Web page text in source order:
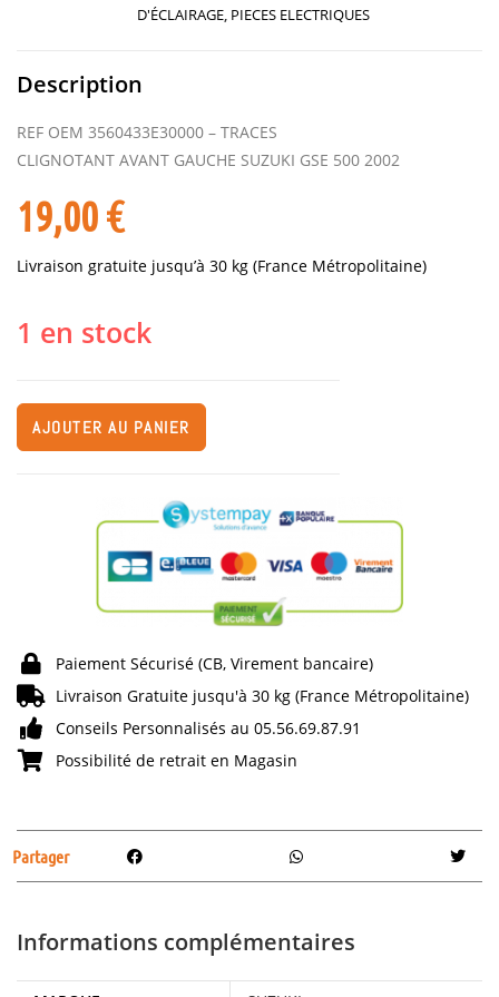
D'ÉCLAIRAGE PIECES ELECTRIQUES
Description
REF OEM 3560433E30000 – TRACES
CLIGNOTANT AVANT GAUCHE SUZUKI GSE 500 2002
19,00€
Livraison gratuite jusqu’à 30 kg (France Métropolitaine)
1 en stock
AJOUTER AU PANIER
Paiement Sécurisé (CB, Virement bancaire)
Livraison Gratuite jusqu'à 30 kg (France Métropolitaine)
Conseils Personnalisés au 05.56.69.87.91
Possibilité de retrait en Magasin
Partager
Informations complémentaires